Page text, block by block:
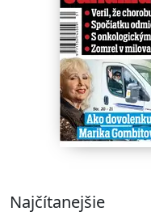
Najčítanejšie